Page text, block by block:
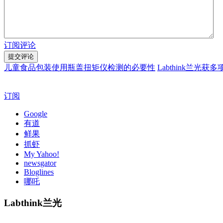
订阅评论
儿童食品包装使用瓶盖扭矩仪检测的必要性 Labthink兰光获多
订阅
Google
有道
鲜果
抓虾
My Yahoo!
newsgator
Bloglines
哪吒
Labthink兰光